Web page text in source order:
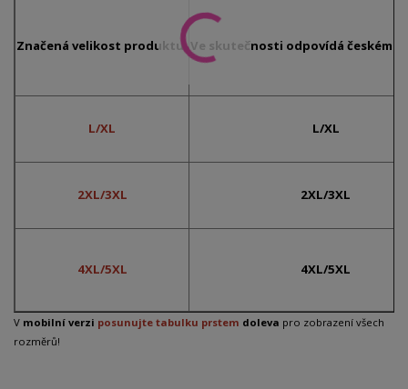
Značená velikost produktu: Ve skutečnosti odpovídá českému
L/XL L/XL
2XL/3XL 2XL/3XL
4XL/5XL 4XL/5XL
V mobilní verzi posunujte tabulku prstem doleva pro zobrazení všech
rozměrů!